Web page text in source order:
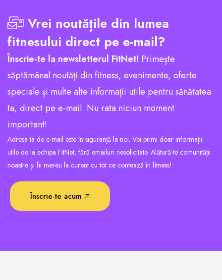
Vrei noutățile din lumea
fitnesului direct pe e-mail?
Înscrie-te la newsletterul FitNet! Primește
săptămânal noutăți din fitness, evenimente, oferte
speciale și multe alte informații utile pentru sănătatea
ta, direct pe e-mail. Nu rata niciun moment
important!
Adresa ta de e-mail este în siguranță la noi. Vei primi doar informații
utile de la echipa FitNet, fără emailuri nesolicitate. Alătură-te comunității
noastre și fii mereu la curent cu tot ce contează în fitness!
Înscrie-te acum